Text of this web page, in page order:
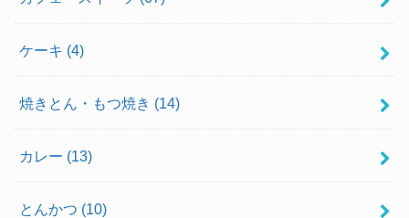
ケーキ (4)
焼きとん・もつ焼き (14)
カレー (13)
とんかつ (10)